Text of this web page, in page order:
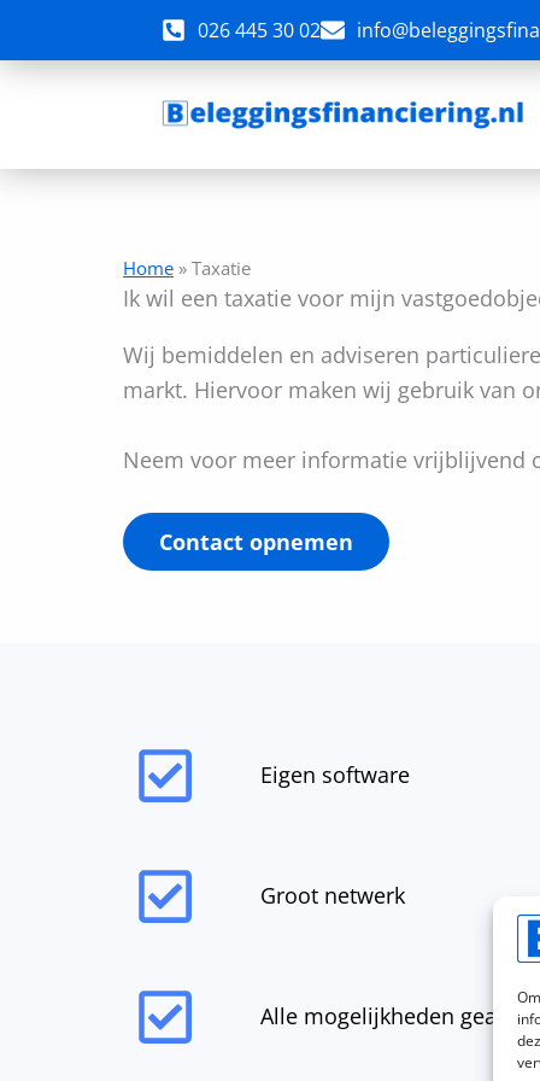
026 445 30 02
Home » Taxatie
Ik wil een taxatie voor mijn
Wij bemiddelen en adviseren
markt. Hiervoor maken wij gebruik van
Neem voor meer informatie vrijblijvend
Contact opnemen
Eigen software
Groot netwerk
Alle mogelijkheden